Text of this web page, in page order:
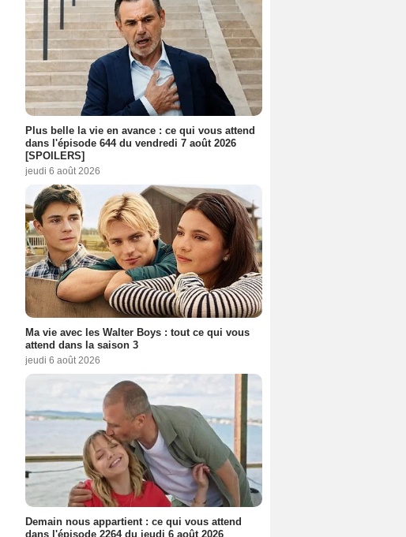
Plus belle la vie en avance : ce qui vous attend
dans l'épisode 644 du vendredi 7 août 2026
[SPOILERS]
jeudi 6 août 2026
Ma vie avec les Walter Boys : tout ce qui vous
attend dans la saison 3
jeudi 6 août 2026
Demain nous appartient : ce qui vous attend
dans l'épisode 2264 du jeudi 6 août 2026